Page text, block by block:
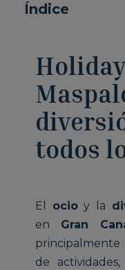
Índice
todos
El ocioy la
en Gran
de